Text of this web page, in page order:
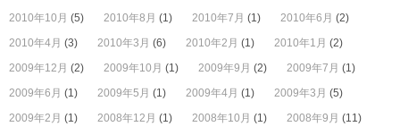
2010年10月 (5) 2010年8月 (1) 2010年7月 (1) 2010年6月 (2)
2010年4月 (3) 2010年3月 (6) 2010年2月 (1) 2010年1月 (2)
2009年12月 (2) 2009年10月 (1) 2009年9月 (2) 2009年7月 (1)
2009年6月 (1) 2009年5月 (1) 2009年4月 (1) 2009年3月 (5)
2009年2月 (1) 2008年12月 (1) 2008年10月 (1) 2008年9月 (11)